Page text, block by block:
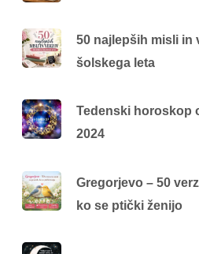
50 najlepših misli in
šolskega leta
Tedenski horoskop
2024
Gregorjevo – 50
ko se ptički ženijo